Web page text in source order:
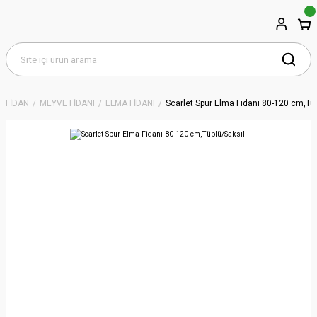
FİDAN MEYVE FİDANI ELMA FİDANI Scarlet Spur Elma Fidanı 80-120